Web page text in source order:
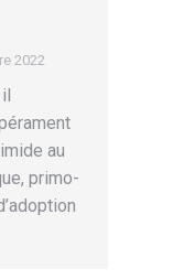
2022
au
primo-